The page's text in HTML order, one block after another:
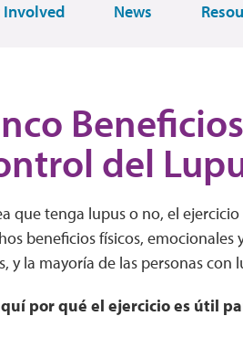
Involved News
del
que tenga lupus o no, el
beneficios físicos, emocionales
y la mayoría de las personas
por qué el ejercicio es útil